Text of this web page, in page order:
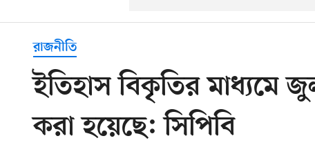
রাজনীতি
ইতিহাস বিকৃতির মাধ্যমে
করা হয়েছে: সিপিবি